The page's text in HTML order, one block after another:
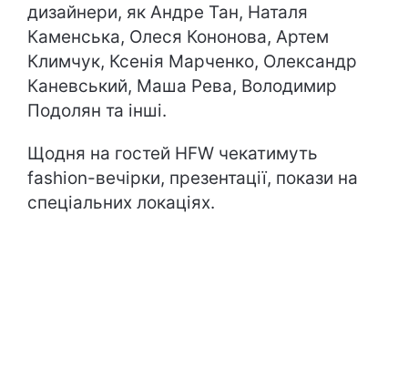
дизайнери, як Андре Тан, Наталя
Каменська, Олеся Кононова, Артем
Климчук, Ксенія Марченко, Олександр
Каневський, Маша Рева, Володимир
Подолян та інші.
Щодня на гостей HFW чекатимуть
fashion-вечірки, презентації, покази на
спеціальних локаціях.